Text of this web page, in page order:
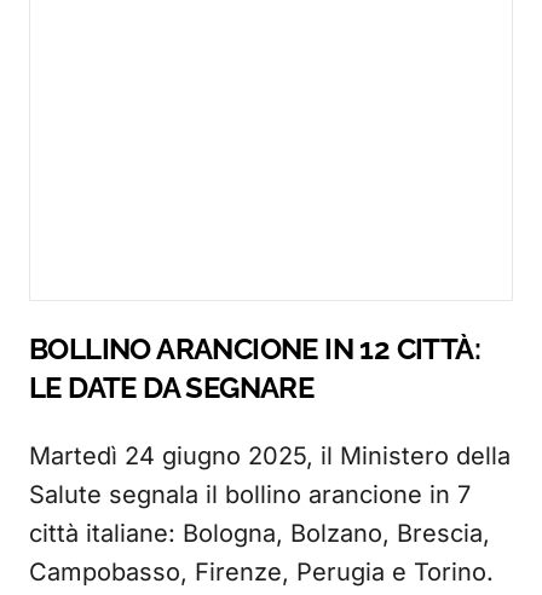
BOLLINO ARANCIONE IN 12 CITTÀ:
LE DATE DA SEGNARE
Martedì 24 giugno 2025, il Ministero della
Salute segnala il bollino arancione in 7
città italiane: Bologna, Bolzano, Brescia,
Campobasso, Firenze, Perugia e Torino.